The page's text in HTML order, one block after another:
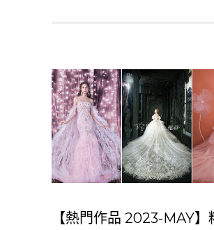
【熱門作品 2023-MAY】